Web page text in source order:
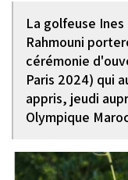
La golfeuse
Rahmouni
cérémonie
Paris 2024) qui
appris, jeudi
Olympique